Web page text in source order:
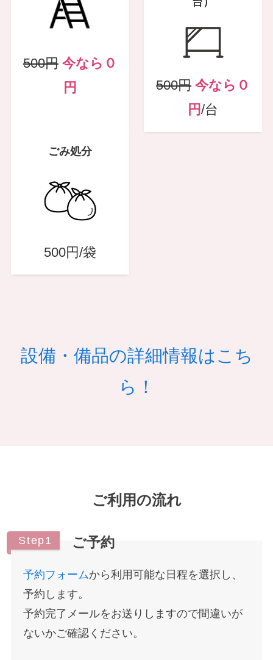
500円 今なら０
円
500円 今なら０
円/台
ごみ処分
500円/袋
設備・備品の詳細情報はこち
ら！
ご利用の流れ
ご予約
Step1
予約フォームから利用可能な日程を選択し、
予約します。
予約完了メールをお送りしますので間違いが
ないかご確認ください。